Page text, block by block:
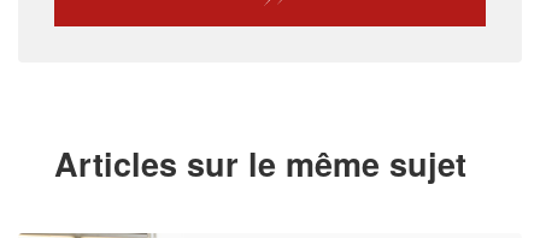
Articles sur le même sujet